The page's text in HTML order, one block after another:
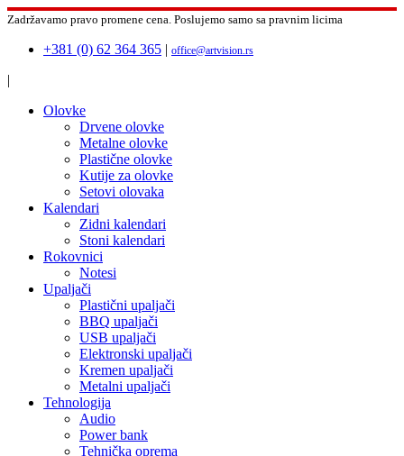
Zadržavamo pravo promene cena. Poslujemo samo sa pravnim licima
+381 (0) 62 364 365 | office@artvision.rs
|
Olovke
Drvene olovke
Metalne olovke
Plastične olovke
Kutije za olovke
Setovi olovaka
Kalendari
Zidni kalendari
Stoni kalendari
Rokovnici
Notesi
Upaljači
Plastični upaljači
BBQ upaljači
USB upaljači
Elektronski upaljači
Kremen upaljači
Metalni upaljači
Tehnologija
Audio
Power bank
Tehnička oprema